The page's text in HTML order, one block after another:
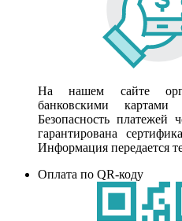
На нашем сайте
банковскими
Безопасность платежей
гарантирована
Информация передается
Оплата по QR-коду